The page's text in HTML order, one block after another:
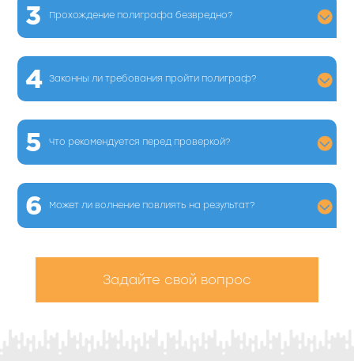
3 Прохождение полиграфа безвредно?
4 Законны ли требования пройти полиграф?
5 Что рекомендуется перед проверкой?
6 Может ли волнение повлиять на результат?
Задайте свой вопрос